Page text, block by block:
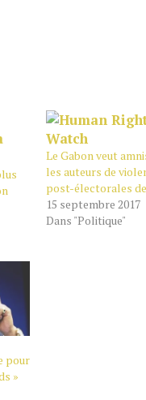
Le Gabon veut
les auteurs de
post-électorales
15 septembre 2017
Dans "Politique"
pour
»